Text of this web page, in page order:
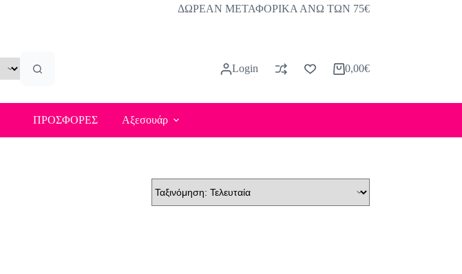
ΔΩΡΕΑΝ ΜΕΤΑΦΟΡΙΚΑ ΑΝΩ ΤΩΝ 75€
Login
Καλάθι
0,00€
ΠΡΟΣΦΟΡΕΣ Αξεσουάρ